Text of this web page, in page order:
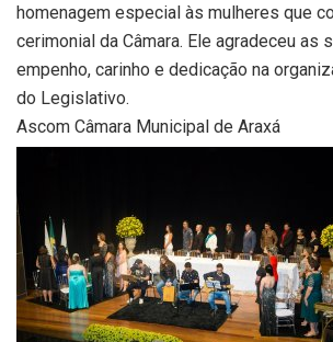
homenagem especial às mulheres que
cerimonial da Câmara. Ele agradeceu as
empenho, carinho e dedicação na
do Legislativo.
Ascom Câmara Municipal de Araxá